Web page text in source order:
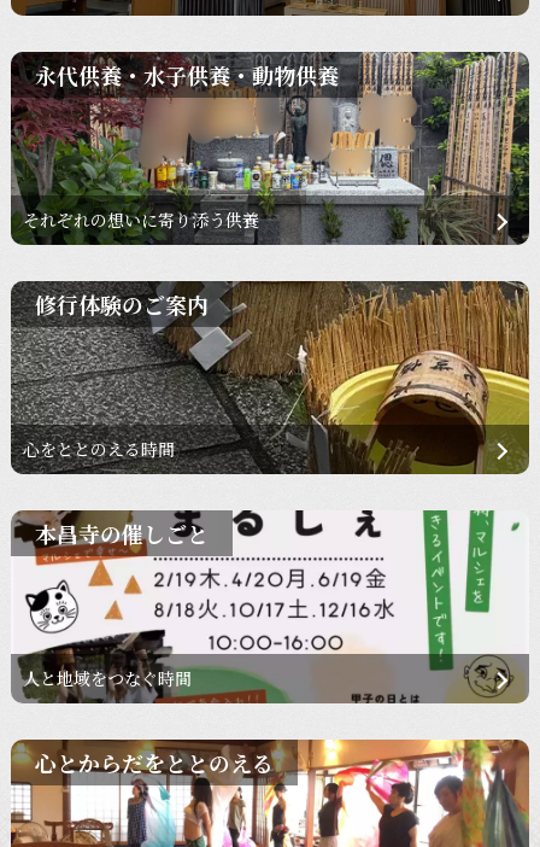
永代供養・水子供養・動物供養
それぞれの想いに寄り添う供養
修行体験のご案内
心をととのえる時間
本昌寺の催しごと
人と地域をつなぐ時間
心とからだをととのえる